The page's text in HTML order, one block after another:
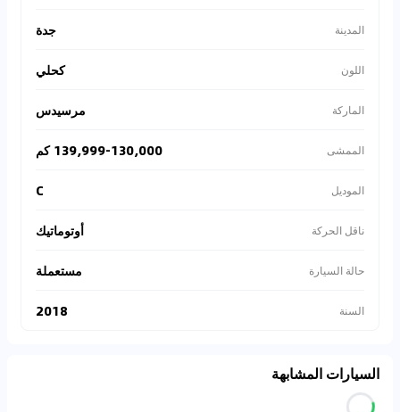
المدينة جدة
اللون كحلي
الماركة مرسيدس
الممشى 139,999-130,000 كم
الموديل C
ناقل الحركة أوتوماتيك
حالة السيارة مستعملة
السنة 2018
السيارات المشابهة